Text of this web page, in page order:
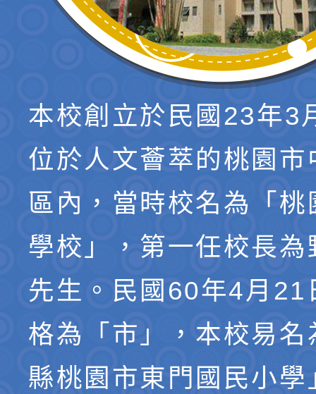
本校創立於民國23年3
位於人文薈萃的桃園市
區內，當時校名為「桃
學校」，第一任校長為
先生。民國60年4月21
格為「市」，本校易名
縣桃園市東門國民小學